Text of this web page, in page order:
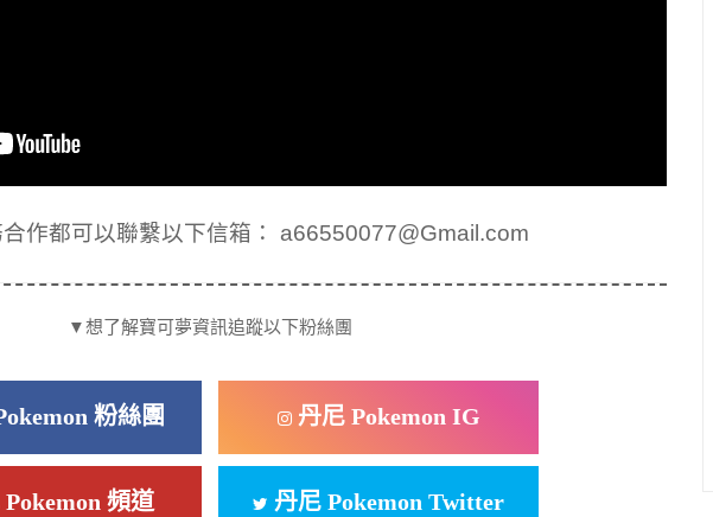
作都可以聯繫以下信箱： a66550077@Gmail.com
▼想了解寶可夢資訊追蹤以下粉絲團
粉絲團 丹尼 Pokemon IG
頻道 丹尼 Pokemon Twitter